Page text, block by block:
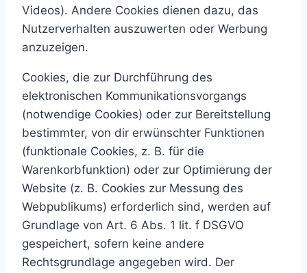
Videos). Andere Cookies dienen dazu, das
Nutzerverhalten auszuwerten oder Werbung
anzuzeigen.
Cookies, die zur Durchführung des
elektronischen Kommunikationsvorgangs
(notwendige Cookies) oder zur Bereitstellung
bestimmter, von dir erwünschter Funktionen
(funktionale Cookies, z. B. für die
Warenkorbfunktion) oder zur Optimierung der
Website (z. B. Cookies zur Messung des
Webpublikums) erforderlich sind, werden auf
Grundlage von Art. 6 Abs. 1 lit. f DSGVO
gespeichert, sofern keine andere
Rechtsgrundlage angegeben wird. Der